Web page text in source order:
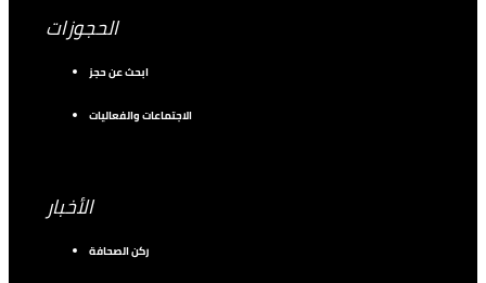
الحجوزات
ابحث عن حجز
الاجتماعات والفعاليات
الأخبار
ركن الصحافة